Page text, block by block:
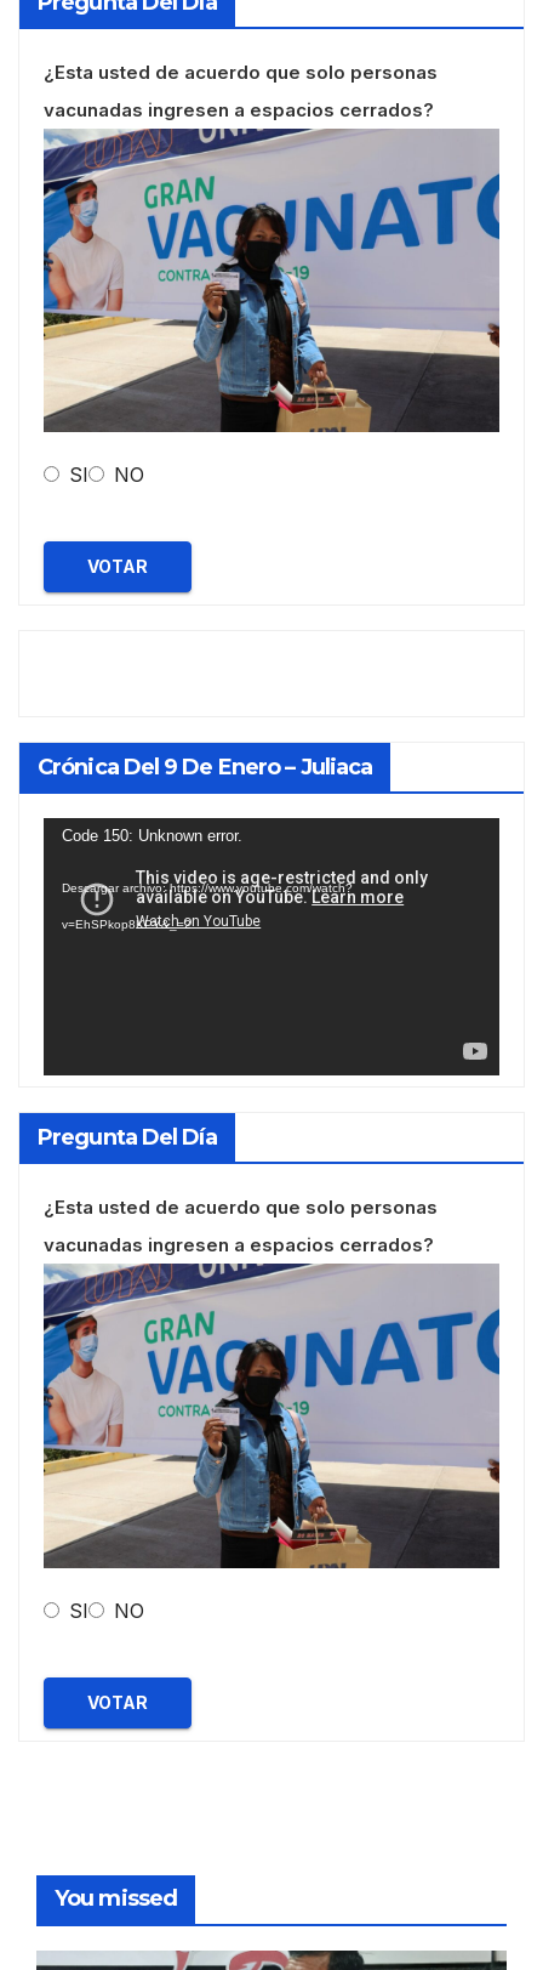
¿Esta usted de acuerdo que solo personas
vacunadas ingresen a espacios cerrados?
SI NO
VOTAR
Crónica Del 9 De Enero – Juliaca
Reproductor
vídeo
Code 150: Unknown error.
Descargar archivo: https://www.youtube.com/watch?
v=EhSPkop8KPY&_=2
Pregunta Del Día
¿Esta usted de acuerdo que solo personas
vacunadas ingresen a espacios cerrados?
SI NO
VOTAR
You missed